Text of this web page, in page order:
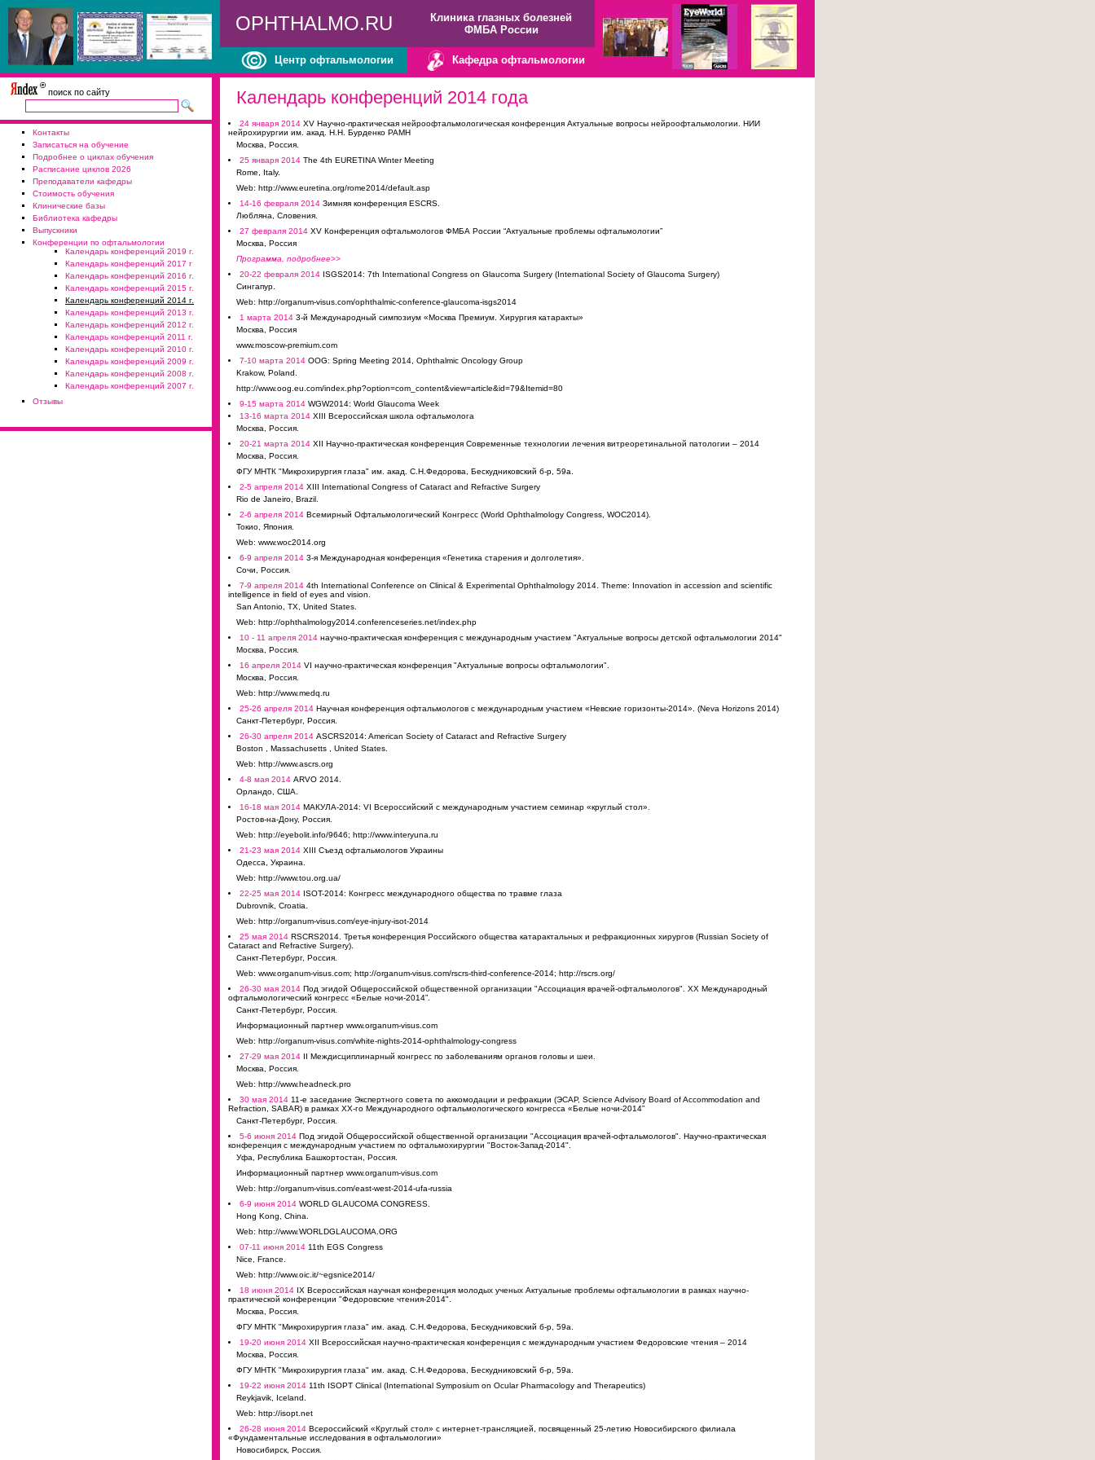
OPHTHALMO.RU
Клиника глазных болезней
ФМБА России
Центр офтальмологии Кафедра офтальмологии
поиск по сайту
Контакты
Записаться на обучение
Подробнее о циклах обучения
Расписание циклов 2026
Преподаватели кафедры
Стоимость обучения
Клинические базы
Библиотека кафедры
Выпускники
Конференции по офтальмологии
Календарь конференций 2019 г.
Календарь конференций 2017 г
Календарь конференций 2016 г.
Календарь конференций 2015 г.
Календарь конференций 2014 г.
Календарь конференций 2013 г.
Календарь конференций 2012 г.
Календарь конференций 2011 г.
Календарь конференций 2010 г.
Календарь конференций 2009 г.
Календарь конференций 2008 г.
Календарь конференций 2007 г.
Отзывы
Календарь конференций 2014 года
24 января 2014 XV Научно-практическая нейроофтальмологическая конференция Актуальные вопросы нейроофтальмологии. НИИ
нейрохирургии им. акад. Н.Н. Бурденко РАМН
Москва, Россия.
25 января 2014 The 4th EURETINA Winter Meeting
Rome, Italy.
Web: http://www.euretina.org/rome2014/default.asp
14-16 февраля 2014 Зимняя конференция ESCRS.
Любляна, Словения.
27 февраля 2014 XV Конференция офтальмологов ФМБА России “Актуальные проблемы офтальмологии”
Москва, Россия
Программа, подробнее>>
20-22 февраля 2014 ISGS2014: 7th International Congress on Glaucoma Surgery (International Society of Glaucoma Surgery)
Сингапур.
Web: http://organum-visus.com/ophthalmic-conference-glaucoma-isgs2014
1 марта 2014 3-й Международный симпозиум «Москва Премиум. Хирургия катаракты»
Москва, Россия
www.moscow-premium.com
7-10 марта 2014 OOG: Spring Meeting 2014, Ophthalmic Oncology Group
Krakow, Poland.
http://www.oog.eu.com/index.php?option=com_content&view=article&id=79&Itemid=80
9-15 марта 2014 WGW2014: World Glaucoma Week
13-16 марта 2014 XIII Всероссийская школа офтальмолога
Москва, Россия.
20-21 марта 2014 XII Научно-практическая конференция Современные технологии лечения витреоретинальной патологии – 2014
Москва, Россия.
ФГУ МНТК "Микрохирургия глаза" им. акад. С.Н.Федорова, Бескудниковский б-р, 59а.
2-5 апреля 2014 XIII International Congress of Cataract and Refractive Surgery
Rio de Janeiro, Brazil.
2-6 апреля 2014 Всемирный Офтальмологический Конгресс (World Ophthalmology Congress, WOC2014).
Токио, Япония.
Web: www.woc2014.org
6-9 апреля 2014 3-я Международная конференция «Генетика старения и долголетия».
Сочи, Россия.
7-9 апреля 2014 4th International Conference on Clinical & Experimental Ophthalmology 2014. Theme: Innovation in accession and scientific
intelligence in field of eyes and vision.
San Antonio, TX, United States.
Web: http://ophthalmology2014.conferenceseries.net/index.php
10 - 11 апреля 2014 научно-практическая конференция с международным участием "Актуальные вопросы детской офтальмологии 2014"
Москва, Россия.
16 апреля 2014 VI научно-практическая конференция "Актуальные вопросы офтальмологии".
Москва, Россия.
Web: http://www.medq.ru
25-26 апреля 2014 Научная конференция офтальмологов с международным участием «Невские горизонты-2014». (Neva Horizons 2014)
Санкт-Петербург, Россия.
26-30 апреля 2014 ASCRS2014: American Society of Cataract and Refractive Surgery
Boston , Massachusetts , United States.
Web: http://www.ascrs.org
4-8 мая 2014 ARVO 2014.
Орландо, США.
16-18 мая 2014 МАКУЛА-2014: VI Всероссийский с международным участием семинар «круглый стол».
Ростов-на-Дону, Россия.
Web: http://eyebolit.info/9646; http://www.interyuna.ru
21-23 мая 2014 XIII Съезд офтальмологов Украины
Одесса, Украина.
Web: http://www.tou.org.ua/
22-25 мая 2014 ISOT-2014: Конгресс международного общества по травме глаза
Dubrovnik, Croatia.
Web: http://organum-visus.com/eye-injury-isot-2014
25 мая 2014 RSCRS2014. Третья конференция Российского общества катарактальных и рефракционных хирургов (Russian Society of
Cataract and Refractive Surgery).
Санкт-Петербург, Россия.
Web: www.organum-visus.com; http://organum-visus.com/rscrs-third-conference-2014; http://rscrs.org/
26-30 мая 2014 Под эгидой Общероссийской общественной организации "Ассоциация врачей-офтальмологов". XX Международный
офтальмологический конгресс «Белые ночи-2014”.
Санкт-Петербург, Россия.
Информационный партнер www.organum-visus.com
Web: http://organum-visus.com/white-nights-2014-ophthalmology-congress
27-29 мая 2014 II Междисциплинарный конгресс по заболеваниям органов головы и шеи.
Москва, Россия.
Web: http://www.headneck.pro
30 мая 2014 11-е заседание Экспертного совета по аккомодации и рефракции (ЭСАР, Science Advisory Board of Accommodation and
Refraction, SABAR) в рамках XX-го Международного офтальмологического конгресса «Белые ночи-2014”
Санкт-Петербург, Россия.
5-6 июня 2014 Под эгидой Общероссийской общественной организации "Ассоциация врачей-офтальмологов". Научно-практическая
конференция с международным участием по офтальмохирургии "Восток-Запад-2014".
Уфа, Республика Башкортостан, Россия.
Информационный партнер www.organum-visus.com
Web: http://organum-visus.com/east-west-2014-ufa-russia
6-9 июня 2014 WORLD GLAUCOMA CONGRESS.
Hong Kong, China.
Web: http://www.WORLDGLAUCOMA.ORG
07-11 июня 2014 11th EGS Congress
Nice, France.
Web: http://www.oic.it/~egsnice2014/
18 июня 2014 IX Всероссийская научная конференция молодых ученых Актуальные проблемы офтальмологии в рамках научно-
практической конференции "Федоровские чтения-2014".
Москва, Россия.
ФГУ МНТК "Микрохирургия глаза" им. акад. С.Н.Федорова, Бескудниковский б-р, 59а.
19-20 июня 2014 ХII Всероссийская научно-практическая конференция с международным участием Федоровские чтения – 2014
Москва, Россия.
ФГУ МНТК "Микрохирургия глаза" им. акад. С.Н.Федорова, Бескудниковский б-р, 59а.
19-22 июня 2014 11th ISOPT Clinical (International Symposium on Ocular Pharmacology and Therapeutics)
Reykjavik, Iceland.
Web: http://isopt.net
26-28 июня 2014 Всероссийский «Круглый стол» с интернет-трансляцией, посвященный 25-летию Новосибирского филиала
«Фундаментальные исследования в офтальмологии»
Новосибирск, Россия.